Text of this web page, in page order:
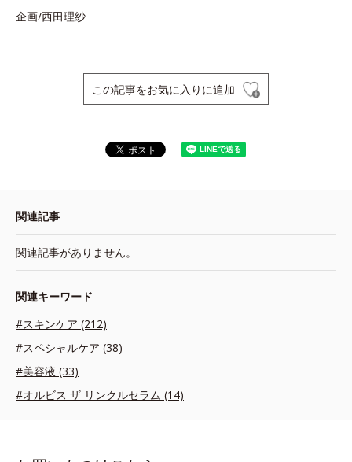
企画/西田理紗
この記事をお気に入りに追加
関連記事
関連記事がありません。
関連キーワード
#スキンケア (212)
#スペシャルケア (38)
#美容液 (33)
#オルビス ザ リンクルセラム (14)